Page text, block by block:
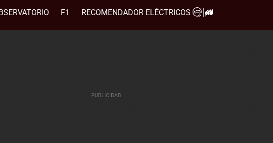
F1
RECOMENDADOR ELÉCTRICOS